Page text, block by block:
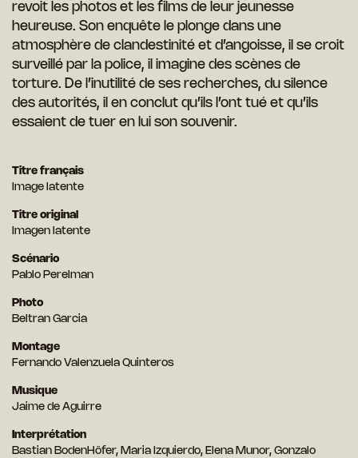
revoit les photos et les films de leur jeunesse
heureuse. Son enquête le plonge dans une
atmosphère de clandestinité et d’angoisse, il se croit
surveillé par la police, il imagine des scènes de
torture. De l’inutilité de ses recherches, du silence
des autorités, il en conclut qu’ils l’ont tué et qu’ils
essaient de tuer en lui son souvenir.
Titre français
Image latente
Titre original
Imagen latente
Scénario
Pablo Perelman
Photo
Beltran Garcia
Montage
Fernando Valenzuela Quinteros
Musique
Jaime de Aguirre
Interprétation
Bastian BodenHöfer, Maria Izquierdo, Elena Munor, Gonzalo